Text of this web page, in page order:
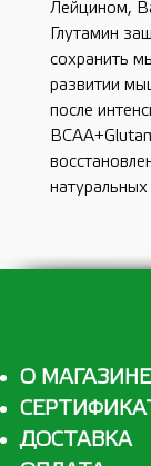
Лейцином,
Глутамин
сохранить
развитии
после
натуральных
О МАГАЗИНЕ
ДОСТАВКА